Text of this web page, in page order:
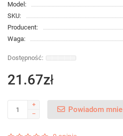
Model:
SKU:
Producent:
Waga:
21.67zł
Powiadom mnie